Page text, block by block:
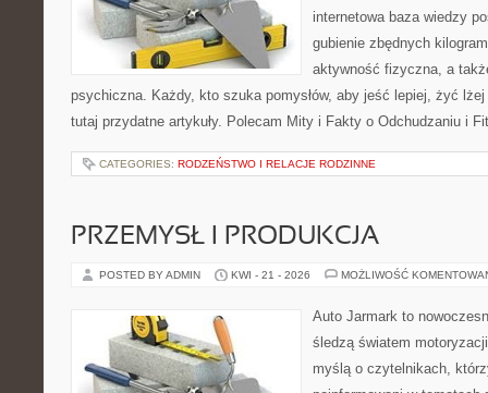
internetowa baza wiedzy
gubienie zbędnych
aktywność fizyczna, a
psychiczna. Każdy, kto szuka pomysłów, aby jeść lepiej, żyć
tutaj przydatne artykuły. Polecam Mity i Fakty o Odchudzaniu i
CATEGORIES: RODZEŃSTWO I RELACJE RODZINNE
PRZEMYSŁ I PRODUKCJA
POSTED BY ADMIN KWI - 21 - 2026 MOŻLIWOŚĆ
Auto Jarmark to
śledzą światem
myślą o czytelnikach,